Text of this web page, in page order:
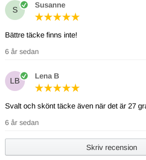
S
Susanne
Bättre täcke finns inte!
6 år sedan
LB
Lena B
Svalt och skönt täcke även när det är 27
6 år sedan
Skriv recension